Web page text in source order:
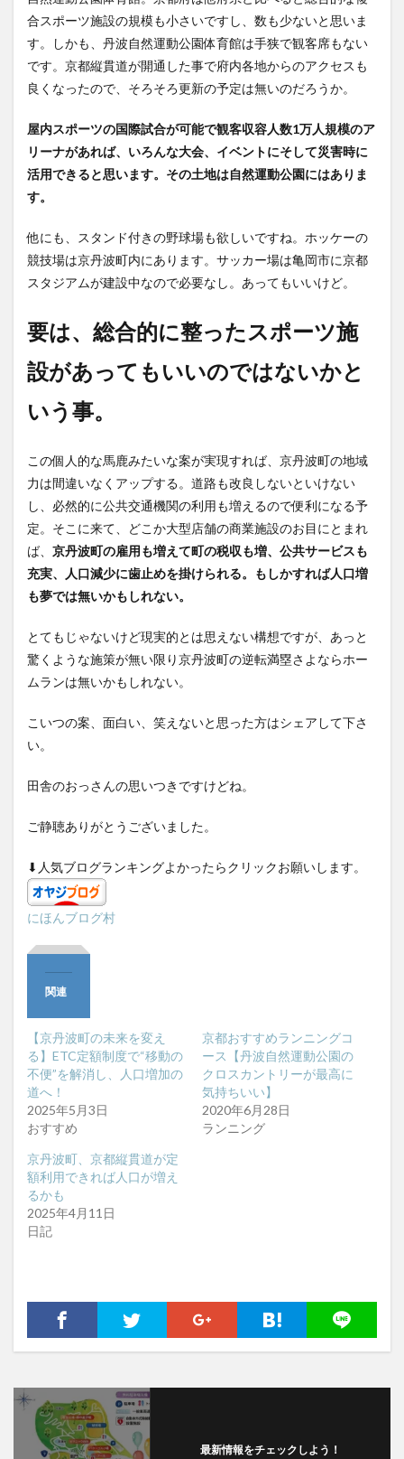
合スポーツ施設の規模も小さいですし、数も少ないと思いま
す。しかも、丹波自然運動公園体育館は手狭で観客席もない
です。京都縦貫道が開通した事で府内各地からのアクセスも
良くなったので、そろそろ更新の予定は無いのだろうか。
屋内スポーツの国際試合が可能で観客収容人数1万人規模のア
リーナがあれば、いろんな大会、イベントにそして災害時に
活用できると思います。その土地は自然運動公園にはありま
す。
他にも、スタンド付きの野球場も欲しいですね。ホッケーの
競技場は京丹波町内にあります。サッカー場は亀岡市に京都
スタジアムが建設中なので必要なし。あってもいいけど。
要は、総合的に整ったスポーツ施
設があってもいいのではないかと
いう事。
この個人的な馬鹿みたいな案が実現すれば、京丹波町の地域
力は間違いなくアップする。道路も改良しないといけない
し、必然的に公共交通機関の利用も増えるので便利になる予
定。そこに来て、どこか大型店舗の商業施設のお目にとまれ
ば、 京丹波町の雇用も増えて町の税収も増、公共サービスも
充実、人口減少に歯止めを掛けられる。もしかすれば人口増
も夢では無いかもしれない。
とてもじゃないけど現実的とは思えない構想ですが、あっと
驚くような施策が無い限り京丹波町の逆転満塁さよならホー
ムランは無いかもしれない。
こいつの案、面白い、笑えないと思った方はシェアして下さ
い。
田舎のおっさんの思いつきですけどね。
ご静聴ありがとうございました。
⬇︎人気ブログランキングよかったらクリックお願いします。
にほんブログ村
関連
【京丹波町の未来を変え
る】ETC定額制度で“移動の
不便”を解消し、人口増加の
道へ！
2025年5月3日
おすすめ
京都おすすめランニングコ
ース【丹波自然運動公園の
クロスカントリーが最高に
気持ちいい】
2020年6月28日
ランニング
京丹波町、京都縦貫道が定
額利用できれば人口が増え
るかも
2025年4月11日
日記
最新情報をチェックしよう！